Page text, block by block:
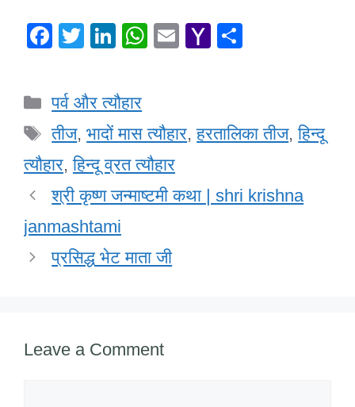
F
c
e
b
o
o
k
T
tt
er
Li
k
e
dI
n
W
A
p
p
E
Y
o
ail
Categories
पर्व और त्यौहार
Tags
तीज,भादों मास त्यौहार,हरतालिका तीज,हिन्दू
त्यौहार,हिन्दू व्रत त्यौहार
श्री कृष्ण जन्माष्टमी कथा | shri krishna
janmashtami
प्रसिद्ध भेट माता जी
Leave a Comment